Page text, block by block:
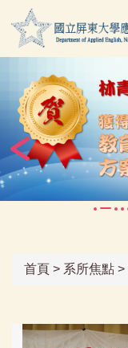
到
主
容
首頁 > 系所焦點 >